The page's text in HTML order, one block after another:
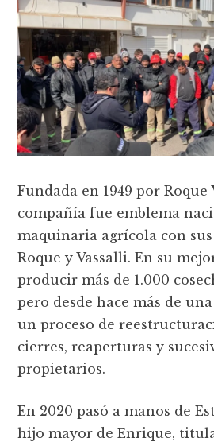
Fundada en 1949 por Roque
compañía fue emblema
maquinaria agrícola con
Roque y Vassalli. En su
producir más de 1.000
pero desde hace más de
un proceso de
cierres, reaperturas y
propietarios.
En 2020 pasó a manos de
hijo mayor de Enrique,